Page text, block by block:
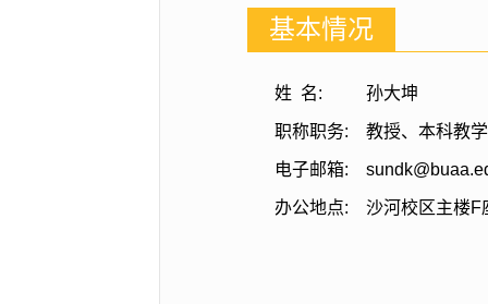
基本情况
姓 名: 孙大坤
职称职务: 教授、本科教
电子邮箱:
办公地点: 沙河校区主楼F